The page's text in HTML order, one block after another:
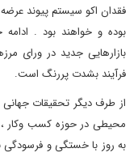
فقدان اکو سیستم پیوند
بوده و خواهند بود .
بازارهایی جدید در ورای
فرآیند بشدت پررنگ است.
از طرف دیگر تحقیقات
محیطی در حوزه کسب وکار ،
به روز با خستگی و